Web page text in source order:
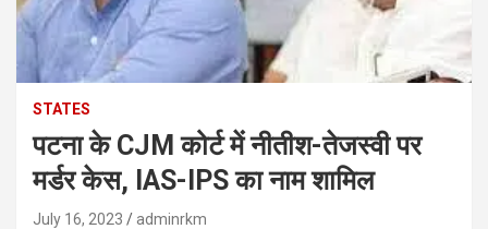
STATES
पटना के CJM कोर्ट में नीतीश-तेजस्वी पर
मर्डर केस, IAS-IPS का नाम शामिल
July 16, 2023 adminrkm